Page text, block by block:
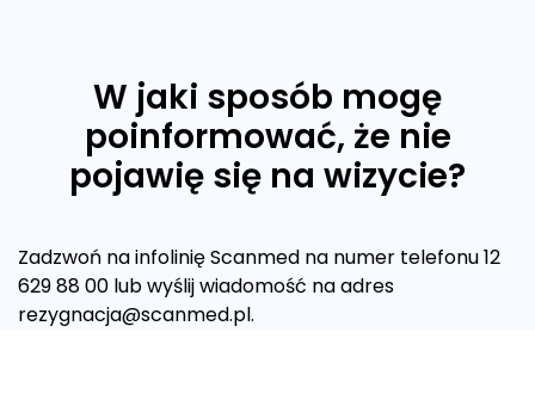
W jaki sposób mogę
poinformować, że nie
pojawię się na wizycie?
Zadzwoń na infolinię Scanmed na numer telefonu 12
629 88 00 lub wyślij wiadomość na adres
rezygnacja@scanmed.pl.